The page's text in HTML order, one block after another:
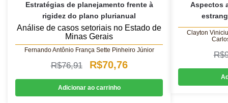
Estratégias de planejamento frente à
rigidez do plano plurianual
Análise de casos setoriais no Estado de
Minas Gerais
Fernando Antônio França Sette Pinheiro Júnior
R$76,91
O
preço
original
R$70,76O
preço
atual
Adicionar ao carrinho
Aspectos
Clayton
R$